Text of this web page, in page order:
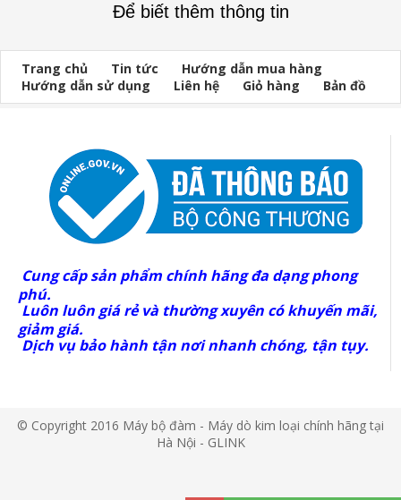
Để biết thêm thông tin
Trang chủ Tin tức
Hướng dẫn mua hàng
Hướng dẫn sử dụng
Liên hệ Giỏ hàng Bản đồ
Cung cấp sản phẩm chính hãng đa dạng phong
phú.
Luôn luôn giá rẻ và thường xuyên có khuyến mãi,
giảm giá.
Dịch vụ bảo hành tận nơi nhanh chóng, tận tụy.
© Copyright 2016 Máy bộ đàm - Máy dò kim loại chính hãng tại
Hà Nội - GLINK